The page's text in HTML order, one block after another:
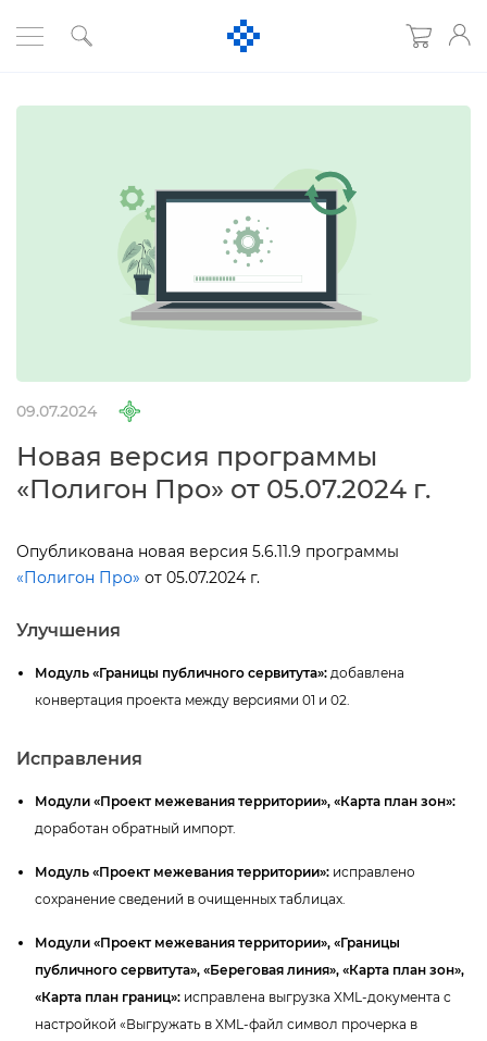
09.07.2024
Новая версия программы
«Полигон Про» от 05.07.2024 г.
Опубликована новая версия 5.6.11.9 программы
«Полигон Про» от 05.07.2024 г.
Улучшения
Модуль «Границы публичного сервитута»: добавлена
конвертация проекта между версиями 01 и 02.
Исправления
Модули «Проект межевания территории», «Карта план зон»:
доработан обратный импорт.
Модуль «Проект межевания территории»: исправлено
сохранение сведений в очищенных таблицах.
Модули «Проект межевания территории», «Границы
публичного сервитута», «Береговая линия», «Карта план зон»,
«Карта план границ»:исправлена выгрузка XML-документа с
настройкой «Выгружать в XML-файл символ прочерка